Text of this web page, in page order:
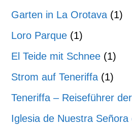
Garten in La Orotava (1)
Loro Parque (1)
El Teide mit Schnee (1)
Strom auf Teneriffa (1)
Teneriffa – Reiseführer
Iglesia de Nuestra Señora